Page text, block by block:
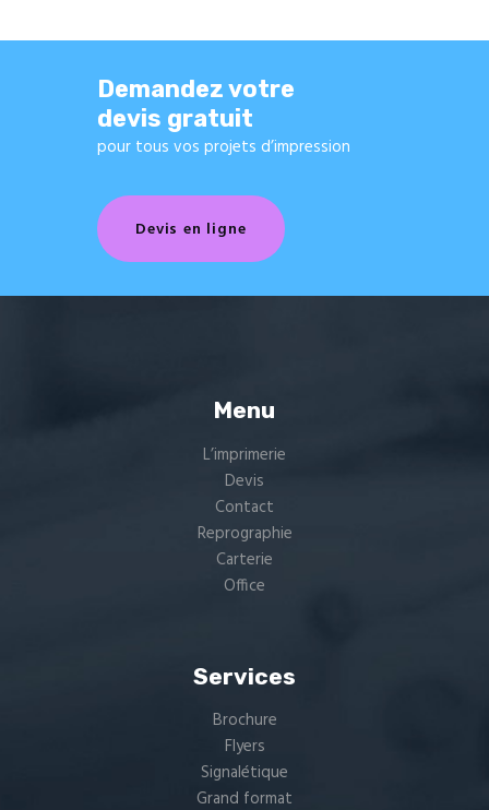
Demandez votre
devis gratuit
pour tous vos projets d’impression
Devis en ligne
Menu
L’imprimerie
Devis
Contact
Reprographie
Carterie
Office
Services
Brochure
Flyers
Signalétique
Grand format